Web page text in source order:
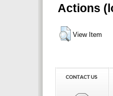
Actions
View Item